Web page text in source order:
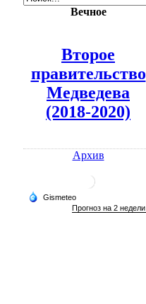
Вечное
Второе
правительство
Медведева
(2018-2020)
Архив